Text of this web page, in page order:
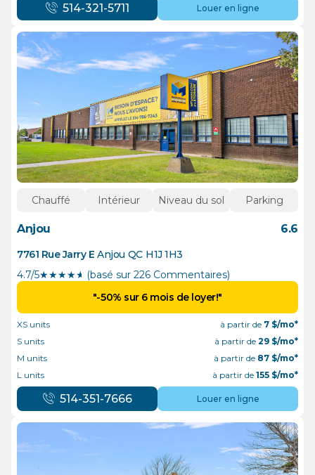
514-321-5711 Louer en ligne
Chauffé Intérieur Niveau du sol Parking
Anjou 6.6
7761 Rue Jarry E Anjou QC H1J 1H3
4.7/5★★★★½ (basé sur 226 Commentaires)
"-50% sur 6 mois de loyer!"
XS units à partir de 7 $/mo*
S units
à partir de 29 $/mo*
M units
à partir de 87 $/mo*
L units
à partir de 155 $/mo*
514-351-7666 Louer en ligne